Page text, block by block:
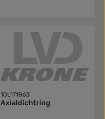
10L171863
Axialdichtring